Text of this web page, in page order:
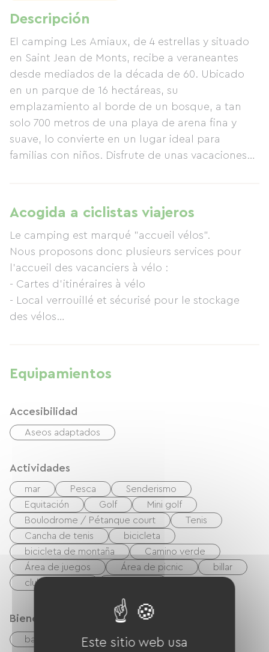
Descripción
El camping Les Amiaux, de 4 estrellas y situado
en Saint Jean de Monts, recibe a veraneantes
desde mediados de la década de 60. Ubicado
en un parque de 16 hectáreas, su
emplazamiento al borde de un bosque, a tan
solo 700 metros de una playa de arena fina y
suave, lo convierte en un lugar ideal para
familias con niños. Disfrute de unas vacaciones
delimitadas, y un parque acuático (2 piscinas
climatizadas). Nuestros alojamientos se renuevan
periódicamente; dos tercios de nuestras casas
móviles tienen menos de 5 años. Una amplia
gama de servicios facilita su estancia:
supermercado, lavandería, restaurante, bar y
comida para llevar. Hay conexión Wi-Fi
disponible en recepción, en el bar y en algunas
Acogida a ciclistas viajeros
Le camping est marqué "accueil vélos".
Nous proposons donc plusieurs services pour
l'accueil des vacanciers à vélo :
- Cartes d'itinéraires à vélo
- Local verrouillé et sécurisé pour le stockage
des vélos
- Prestataire vélo présent tous les jours sur le
camping
Equipamientos
Accesibilidad
Aseos adaptados
Actividades
mar Pesca
Senderismo
Equitación
Golf
Mini golf
Boulodrome / Pétanque court
Tenis
Cancha de tenis
bicicleta
bicicleta de montaña
Camino verde
Área de juegos
Área de picnic
billar
club nocturno
Bienestar
balneoterapiaEste sitio web usa